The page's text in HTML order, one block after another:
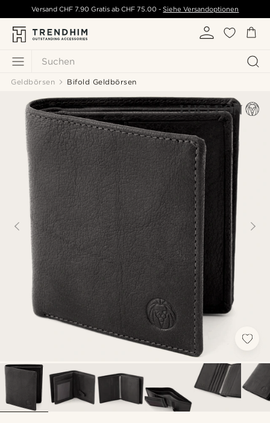
Suchen
Versand CHF 7.90 Gratis ab CHF 75.00 - Siehe Versandoptionen
Geldbörsen Bifold Geldbörsen